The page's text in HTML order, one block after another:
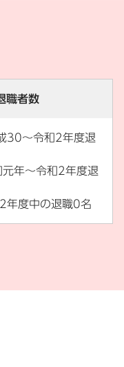
職者数
～令和2年度退
年～令和2年度退
度中の退職0名